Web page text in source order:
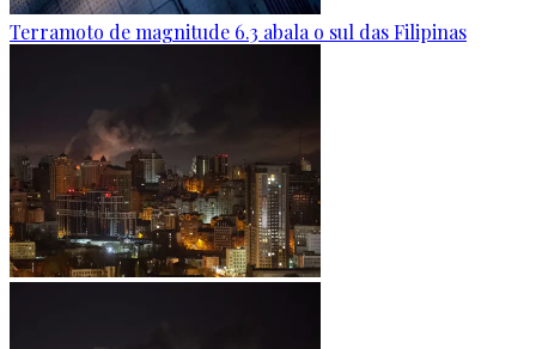
Terramoto de magnitude 6.3 abala o sul das Filipinas